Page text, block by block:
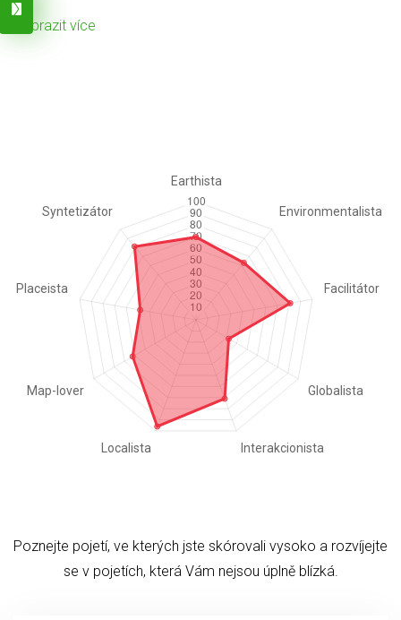
Zobrazit více
Poznejte pojetí, ve kterých jste skórovali vysoko a rozvíjejte
se v pojetích, která Vám nejsou úplně blízká.